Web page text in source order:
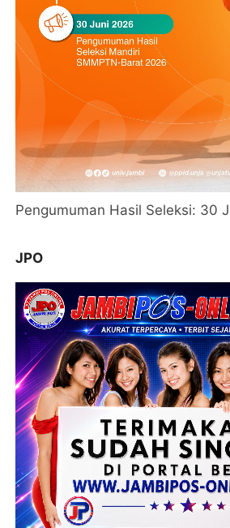
Pengumuman Hasil Seleksi: 30
JPO